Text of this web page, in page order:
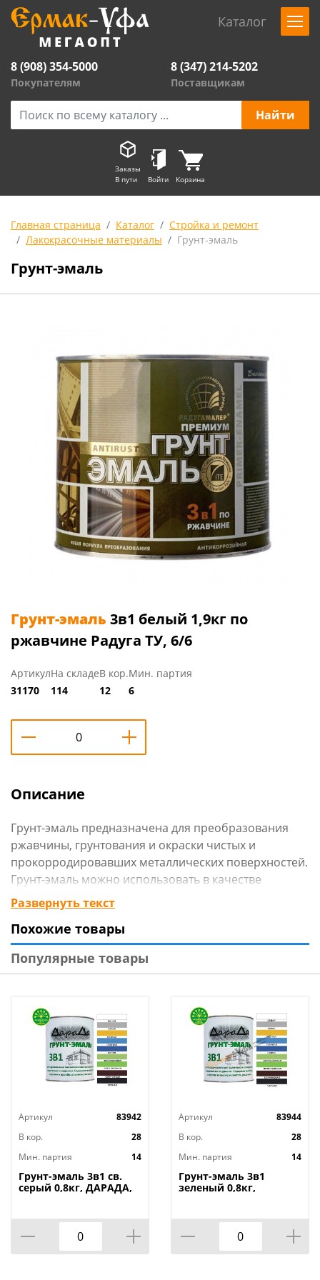
Каталог
8 (908) 354-5000
Покупателям
8 (347) 214-5202
Поставщикам
Заказы
В пути
Войти Корзина
Главная страница Каталог
Стройка и ремонт
Лакокрасочные материалы
Грунт-эмаль
Грунт-эмаль
Грунт-эмаль 3в1 белый 1,9кг по
ржавчине Радуга ТУ, 6/6
Артикул
31170
На складе
114
В кор.
12
Мин. партия
6
Описание
Грунт-эмаль предназначена для преобразования
ржавчины, грунтования и окраски чистых и
прокорродировавших металлических поверхностей.
Грунт-эмаль можно использовать в качестве
грунтовки под атмосферостойкие эмали в
многослойных системах покрытий.
Технические характеристики
Тип: Грунт-эмаль по ржавчине
Цвет: Белая
Расход, г/м2: 70 – 120
Бренд: Радуга
Страна изготовитель: Россия
Развернуть текст
Похожие товары
Популярные товары
Артикул
83942
В кор.
28
Мин. партия
14
Грунт-эмаль 3в1 св.
серый 0,8кг, ДАРАДА,
Артикул
83944
В кор.
28
Мин. партия
14
Грунт-эмаль 3в1
зеленый 0,8кг,
ГОСТ, 14/14